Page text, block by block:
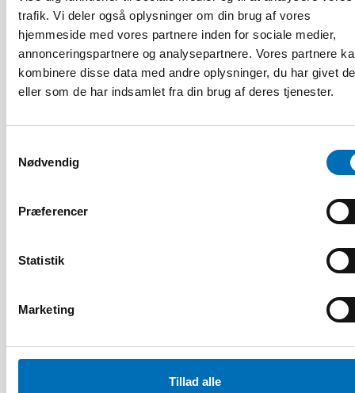
trafik. Vi deler også oplysninger om din brug af vores
hjemmeside med vores partnere inden for sociale medier,
annonceringspartnere og analysepartnere. Vores partnere
kombinere disse data med andre oplysninger, du har givet
eller som de har indsamlet fra din brug af deres tjenester.
Nødvendig
Præferencer
Statistik
Marketing
Tillad alle
17 jun 2026
“Active citizenship is not a privilege; it is a
right”